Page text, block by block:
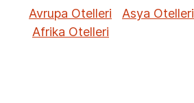
Avrupa Otelleri
Asya Otelleri
Afrika Otelleri